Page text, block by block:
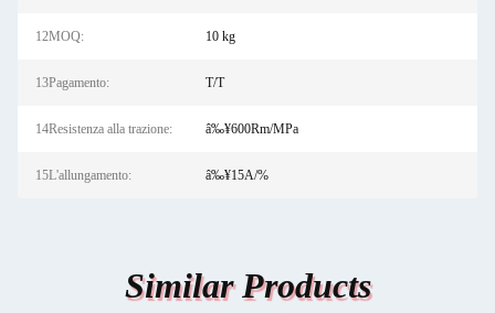
12MOQ: 10 kg
13Pagamento: T/T
14Resistenza alla trazione: â‰¥600Rm/MPa
15L'allungamento: â‰¥15A/%
Similar Products